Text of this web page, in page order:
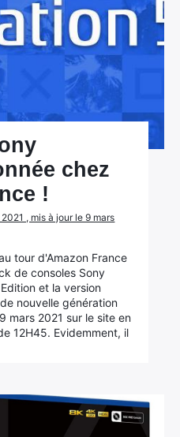
chez
!
, mis à jour le 9 mars
tour d'Amazon France
de consoles Sony
et la version
nouvelle génération
mars 2021 sur le site en
12H45. Evidemment, il